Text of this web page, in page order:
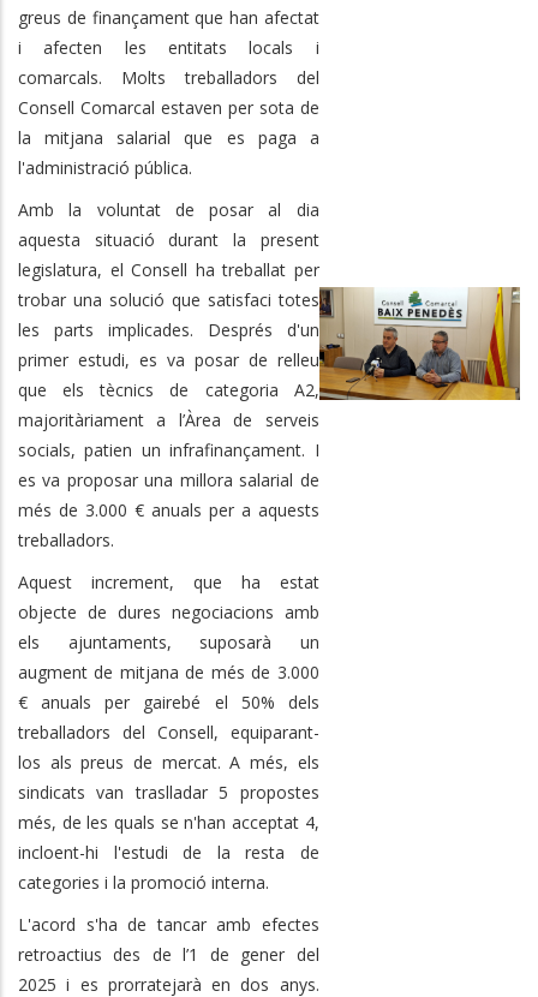
greus de finançament que han afectat
i afecten les entitats locals i
comarcals. Molts treballadors del
Consell Comarcal estaven per sota de
la mitjana salarial que es paga a
l'administració pública.
Amb la voluntat de posar al dia
aquesta situació durant la present
legislatura, el Consell ha treballat per
trobar una solució que satisfaci totes
les parts implicades. Després d'un
primer estudi, es va posar de relleu
que els tècnics de categoria A2,
majoritàriament a l’Àrea de serveis
socials, patien un infrafinançament. I
es va proposar una millora salarial de
més de 3.000 € anuals per a aquests
treballadors.
Aquest increment, que ha estat
objecte de dures negociacions amb
els ajuntaments, suposarà un
augment de mitjana de més de 3.000
€ anuals per gairebé el 50% dels
treballadors del Consell, equiparant-
los als preus de mercat. A més, els
sindicats van traslladar 5 propostes
més, de les quals se n'han acceptat 4,
incloent-hi l'estudi de la resta de
categories i la promoció interna.
L'acord s'ha de tancar amb efectes
retroactius des de l’1 de gener del
2025 i es prorratejarà en dos anys.